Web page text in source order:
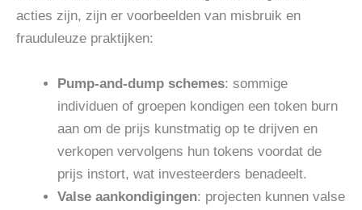
acties zijn, zijn er voorbeelden van misbruik en
frauduleuze praktijken:
Pump-and-dump schemes: sommige
individuen of groepen kondigen een token burn
aan om de prijs kunstmatig op te drijven en
verkopen vervolgens hun tokens voordat de
prijs instort, wat investeerders benadeelt.
Valse aankondigingen: projecten kunnen valse